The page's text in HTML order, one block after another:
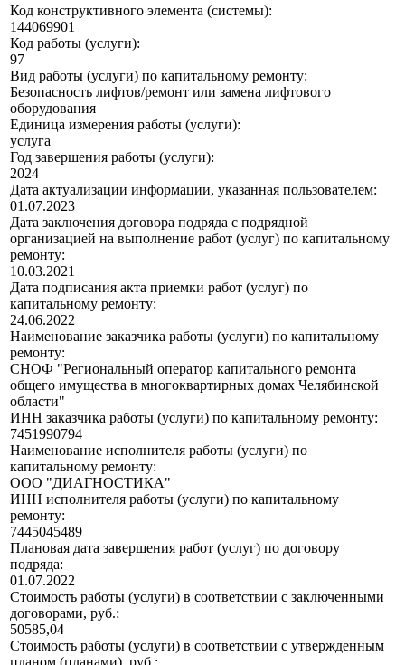
Код конструктивного элемента (системы):
144069901
Код работы (услуги):
97
Вид работы (услуги) по капитальному ремонту:
Безопасность лифтов/ремонт или замена лифтового
оборудования
Единица измерения работы (услуги):
услуга
Год завершения работы (услуги):
2024
Дата актуализации информации, указанная пользователем:
01.07.2023
Дата заключения договора подряда с подрядной
организацией на выполнение работ (услуг) по капитальному
ремонту:
10.03.2021
Дата подписания акта приемки работ (услуг) по
капитальному ремонту:
24.06.2022
Наименование заказчика работы (услуги) по капитальному
ремонту:
СНОФ "Региональный оператор капитального ремонта
общего имущества в многоквартирных домах Челябинской
области"
ИНН заказчика работы (услуги) по капитальному ремонту:
7451990794
Наименование исполнителя работы (услуги) по
капитальному ремонту:
ООО "ДИАГНОСТИКА"
ИНН исполнителя работы (услуги) по капитальному
ремонту:
7445045489
Плановая дата завершения работ (услуг) по договору
подряда:
01.07.2022
Стоимость работы (услуги) в соответствии с заключенными
договорами, руб.:
50585,04
Стоимость работы (услуги) в соответствии с утвержденным